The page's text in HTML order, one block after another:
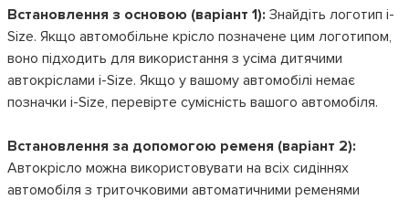
Встановлення з основою (варіант 1): Знайдіть логотип i-
Size. Якщо автомобільне крісло позначене цим логотипом,
воно підходить для використання з усіма дитячими
автокріслами i-Size. Якщо у вашому автомобілі немає
позначки i-Size, перевірте сумісність вашого автомобіля.
Встановлення за допомогою ременя (варіант 2):
Автокрісло можна використовувати на всіх сидіннях
автомобіля з триточковими автоматичними ременями